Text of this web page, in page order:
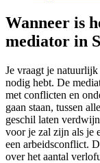
Wanneer is
mediator in
Je vraagt je
nodig hebt. De
met conflicten en
gaan staan, tussen
geschil laten
voor je zal zijn als je
een arbeidsconflict.
over het aantal